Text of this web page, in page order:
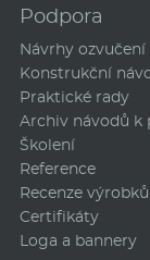
Podpora
Návrhy ozvučení
Konstrukční
Praktické rady
Archiv návodů k
Školení
Reference
Recenze výrobků
Certifikáty
Loga a bannery